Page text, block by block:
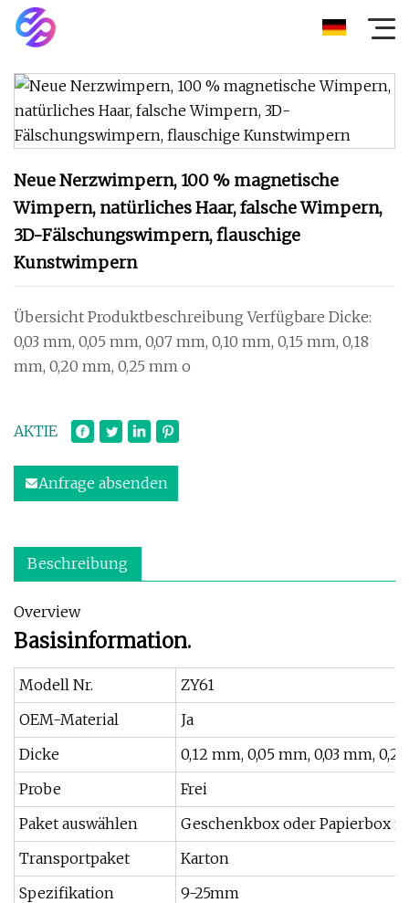
Neue Nerzwimpern, 100 % magnetische
Wimpern, natürliches Haar, falsche Wimpern,
3D-Fälschungswimpern, flauschige
Kunstwimpern
Übersicht Produktbeschreibung Verfügbare Dicke:
0,03 mm, 0,05 mm, 0,07 mm, 0,10 mm, 0,15 mm, 0,18
mm, 0,20 mm, 0,25 mm o
AKTIE
Anfrage absenden
Beschreibung
Overview
Basisinformation.
Modell Nr.
ZY61
OEM-Material
Ja
Dicke
0,12 mm, 0,05 mm, 0,03 mm,
Probe
Frei
Paket auswählen
Geschenkbox oder Papierbox
Transportpaket
Karton
Spezifikation
9-25mm